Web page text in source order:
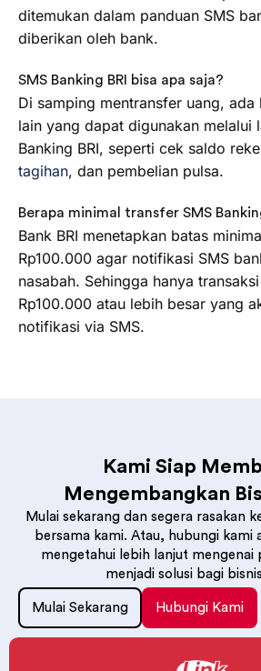
ditemukan dalam panduan SMS
diberikan oleh bank.
SMS Banking BRI bisa apa saja?
Di samping mentransfer uang,
lain yang dapat digunakan melalui
Banking BRI, seperti cek saldo
tagihan, dan pembelian pulsa.
Berapa minimal transfer SMS
Bank BRI menetapkan batas
Rp100.000 agar notifikasi SMS
nasabah. Sehingga hanya
Rp100.000 atau lebih besar yang
notifikasi via SMS.
Kami Siap
Mengembangkan
Mulai sekarang dan segera rasakan
bersama kami. Atau, hubungi kami
mengetahui lebih lanjut mengenai
menjadi solusi bagi
Mulai Sekarang Hubungi Kami